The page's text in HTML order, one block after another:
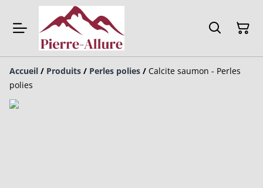
Accueil / Produits / Perles polies / Calcite saumon - Perles
polies